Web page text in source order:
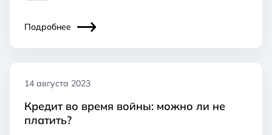
Подробнее
14 августа 2023
Кредит во время войны: можно ли не
платить?